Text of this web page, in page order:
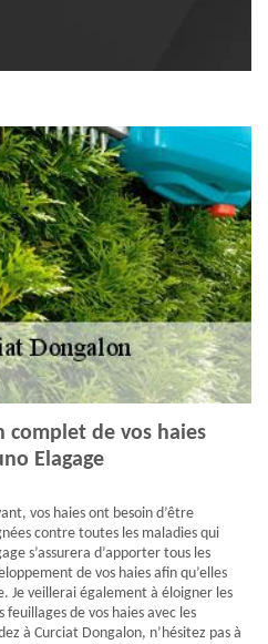
de vos haies
Elagage
vos haies ont besoin d’être
contre toutes les maladies qui
s’assurera d’apporter tous les
de vos haies afin qu’elles
Je veillerai également à éloigner les
de vos haies avec les
à Curciat Dongalon, n’hésitez pas à